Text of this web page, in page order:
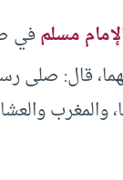
مسلمفي
قال: صلى
والمغرب